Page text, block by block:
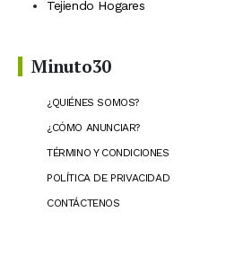
Tejiendo Hogares
Minuto30
¿QUIÉNES SOMOS?
¿CÓMO ANUNCIAR?
TÉRMINO Y CONDICIONES
POLÍTICA DE PRIVACIDAD
CONTÁCTENOS